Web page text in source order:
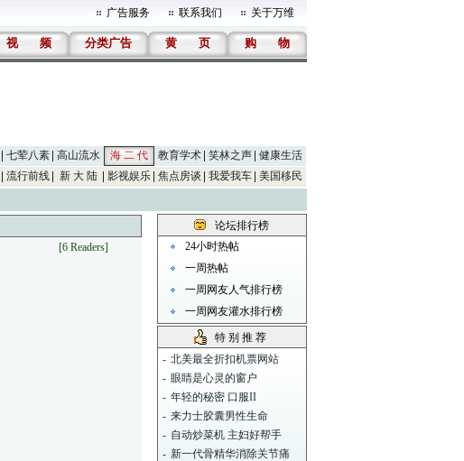
广告服务 联系我们 关于万维
视 频 分类广告 黄 页 购 物
七荤八素 高山流水 海 二 代 教育学术 笑林之声 健康生活
流行前线 新 大 陆 影视娱乐 焦点房谈 我爱我车 美国移民
[6 Readers]
论坛排行榜
24小时热帖
一周热帖
一周网友人气排行榜
一周网友灌水排行榜
特 别 推 荐
- 北美最全折扣机票网站
- 眼睛是心灵的窗户
- 年轻的秘密 口服II
- 来力士胶囊男性生命
- 自动炒菜机 主妇好帮手
- 新一代骨精华消除关节痛